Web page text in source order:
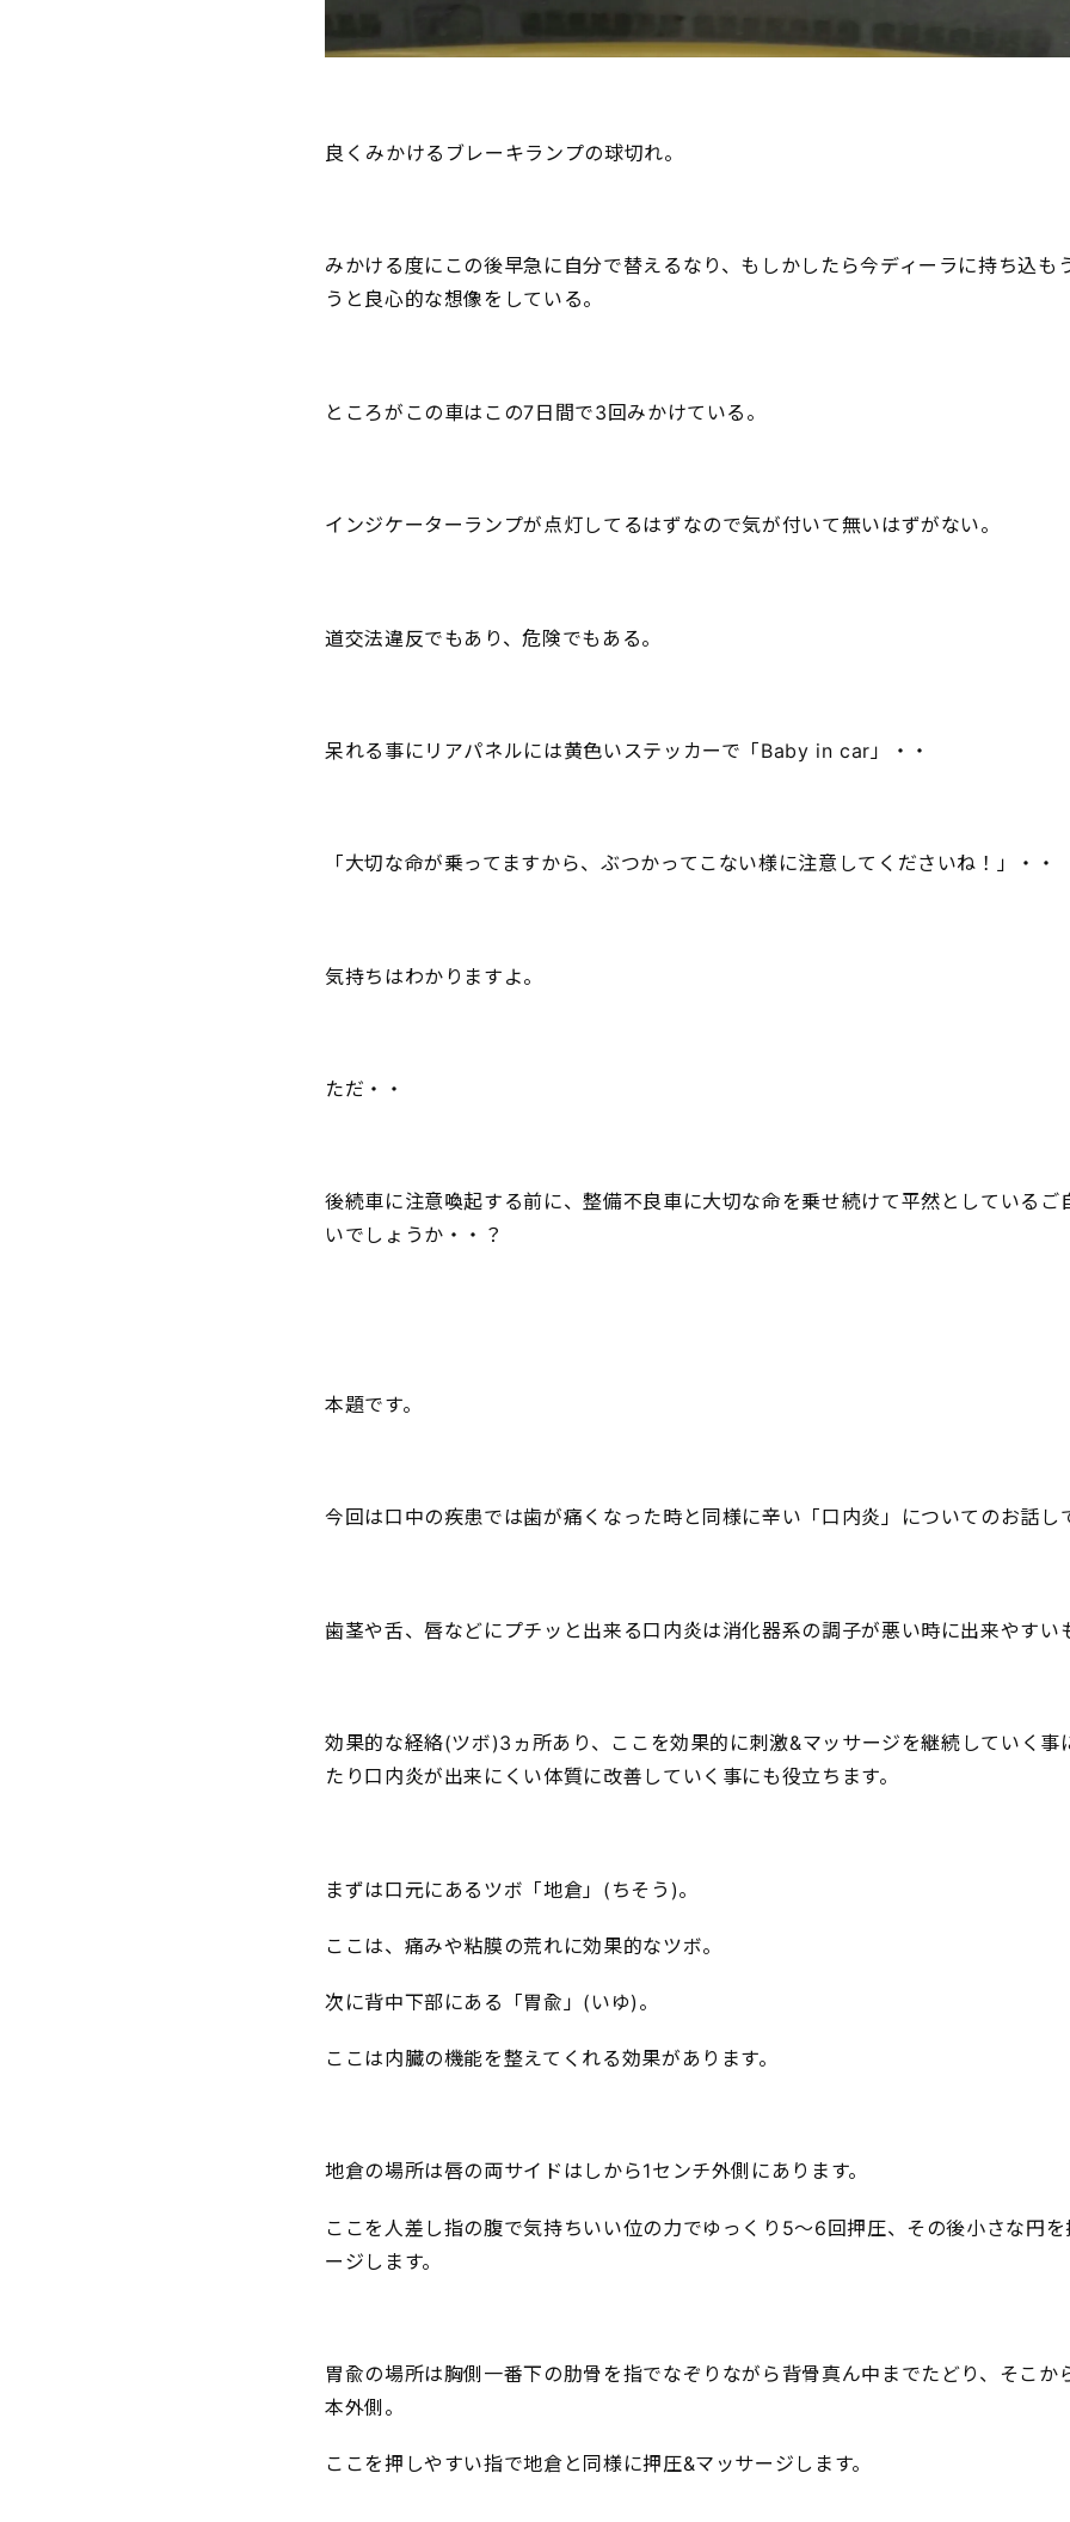
良くみかけるブレーキランプの球切れ。
みかける度にこの後早急に自分で替えるなり、もしかしたら今ディーラに持ち込も
うと良心的な想像をしている。
ところがこの車はこの7日間で3回みかけている。
インジケーターランプが点灯してるはずなので気が付いて無いはずがない。
道交法違反でもあり、危険でもある。
呆れる事にリアパネルには黄色いステッカーで「Baby in car」・・
「大切な命が乗ってますから、ぶつかってこない様に注意してくださいね！」・・
気持ちはわかりますよ。
ただ・・
後続車に注意喚起する前に、整備不良車に大切な命を乗せ続けて平然としているご
いでしょうか・・？
本題です。
今回は口中の疾患では歯が痛くなった時と同様に辛い「口内炎」についてのお話し
歯茎や舌、唇などにプチッと出来る口内炎は消化器系の調子が悪い時に出来やすい
効果的な経絡(ツボ)3ヵ所あり、ここを効果的に刺激&マッサージを継続していく事
たり口内炎が出来にくい体質に改善していく事にも役立ちます。
まずは口元にあるツボ「地倉」(ちそう)。
ここは、痛みや粘膜の荒れに効果的なツボ。
次に背中下部にある「胃兪」(いゆ)。
ここは内臓の機能を整えてくれる効果があります。
地倉の場所は唇の両サイドはしから1センチ外側にあります。
ここを人差し指の腹で気持ちいい位の力でゆっくり5～6回押圧、その後小さな円
ージします。
胃兪の場所は胸側一番下の肋骨を指でなぞりながら背骨真ん中までたどり、そこか
本外側。
ここを押しやすい指で地倉と同様に押圧&マッサージします。